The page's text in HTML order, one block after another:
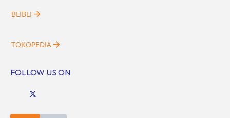
BLIBLI
TOKOPEDIA
FOLLOW US ON